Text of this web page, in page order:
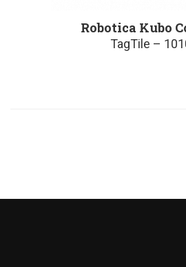
Robotica Kubo
TagTile –